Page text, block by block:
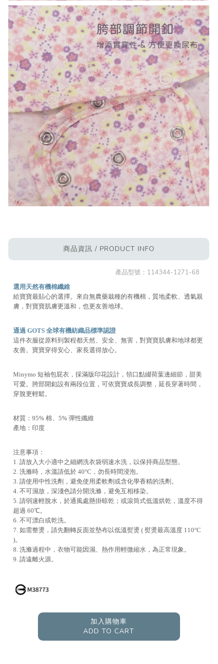
商品資訊 / PRODUCT INFO
產品型號： 114344-1271-68
選用天然有機棉纖維
給寶寶最貼心的選擇。來自無農藥栽種的有機棉，質地柔軟、透氣親
膚，對寶寶肌膚更溫和，也更友善地球。
通過 GOTS 全球有機紡織品標準認證
這件衣服從原料到製程都天然、安全、無害，對寶寶肌膚和地球都更
友善。寶寶穿得安心、家長選得放心。
Minymo 短袖包屁衣，採滿版印花設計，領口點綴荷葉邊細節，甜美
可愛。胯部開釦設有兩段位置，可依寶寶成長調整，延長穿著時間，
穿脫更輕鬆。
材質：95% 棉、5% 彈性纖維
產地：印度
注意事項：
1. 請放入大小適中之細網洗衣袋弱速水洗，以保持商品型態。
2. 洗滌時，水溫請低於 40°C，勿長時間浸泡。
3. 請使用中性洗劑，避免使用柔軟劑或含化學香精的洗劑。
4. 不可濕放，深淺色請分開洗滌，避免互相移染。
5. 請弱速輕脫水，於通風處懸掛晾乾；或滾筒式低溫烘乾，溫度不得
超過 60℃。
6. 不可漂白或乾洗。
7. 如需整燙，請先翻轉反面並墊布以低溫熨燙 ( 熨燙最高溫度 110°C
)。
8. 洗滌過程中，衣物可能因濕、熱作用輕微縮水，為正常現象。
9. 請遠離火源。
加入購物車
ADD TO CART